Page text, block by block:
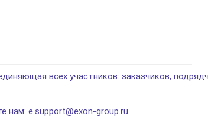
всех участников: заказчиков,
нам: e.support@exon-group.ru